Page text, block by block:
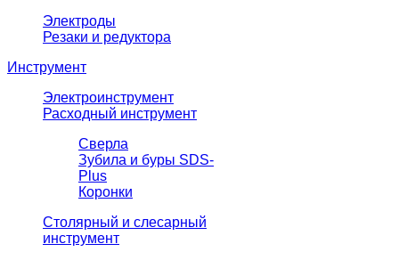
Электроды
Резаки и редуктора
Инструмент
Электроинструмент
Расходный инструмент
Сверла
Зубила и буры SDS-
Plus
Коронки
Столярный и слесарный
инструмент